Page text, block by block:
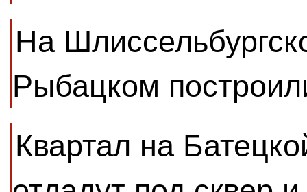
На
Рыбацком
Квартал на